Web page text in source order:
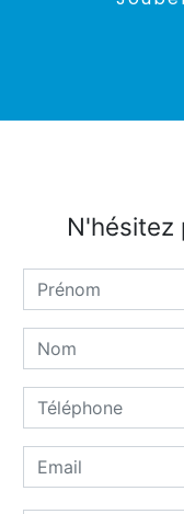
N'hésitez